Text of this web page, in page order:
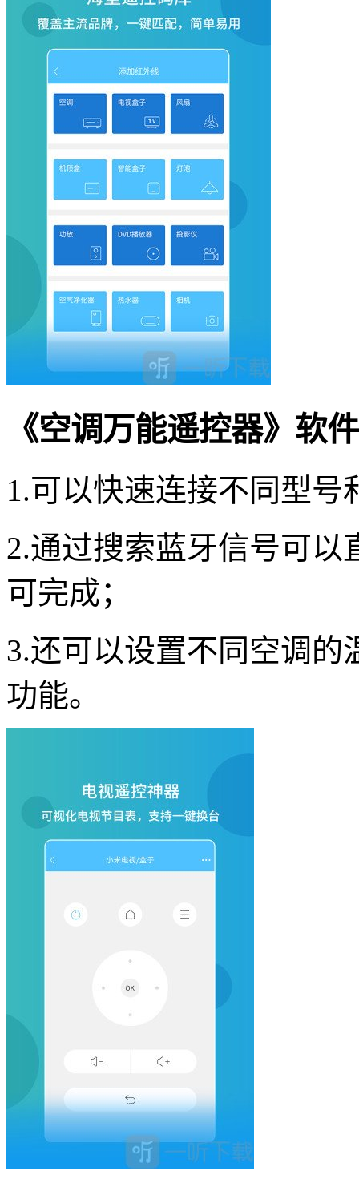
《空调万能遥控器》软
1.可以快速连接不同型号
2.通过搜索蓝牙信号可
可完成；
3.还可以设置不同空调
功能。